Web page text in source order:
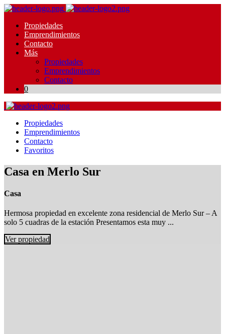
Propiedades
Emprendimientos
Contacto
Más
Propiedades
Emprendimientos
Contacto
0
Propiedades
Emprendimientos
Contacto
Favoritos
Casa en Merlo Sur
Casa
Hermosa propiedad en excelente zona residencial de Merlo Sur – A
solo 5 cuadras de la estación Presentamos esta muy ...
Ver propiedad